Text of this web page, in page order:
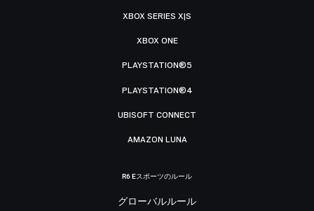
XBOX SERIES X|S
XBOX ONE
PLAYSTATION®5
PLAYSTATION®4
UBISOFT CONNECT
AMAZON LUNA
R6 Eスポーツのルール
グローバルルール